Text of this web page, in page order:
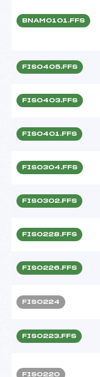
BNAM0101.FFS
FIS0405.FFS
FIS0403.FFS
FIS0401.FFS
FIS0304.FFS
FIS0302.FFS
FIS0228.FFS
FIS0226.FFS
FIS0224
FIS0223.FFS
FIS0220